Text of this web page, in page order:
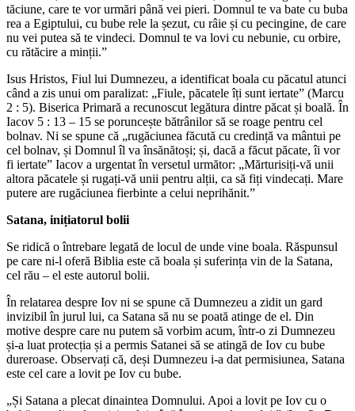
tăciune, care te vor urmări până vei pieri. Domnul te va bate cu buba
rea a Egiptului, cu bube rele la șezut, cu râie și cu pecingine, de care
nu vei putea să te vindeci. Domnul te va lovi cu nebunie, cu orbire,
cu rătăcire a minții.”
Isus Hristos, Fiul lui Dumnezeu, a identificat boala cu păcatul atunci
când a zis unui om paralizat: „Fiule, păcatele îți sunt iertate” (Marcu
2 : 5). Biserica Primară a recunoscut legătura dintre păcat și boală. În
Iacov 5 : 13 – 15 se poruncește bătrânilor să se roage pentru cel
bolnav. Ni se spune că „rugăciunea făcută cu credință va mântui pe
cel bolnav, și Domnul îl va însănătoși; și, dacă a făcut păcate, îi vor
fi iertate” Iacov a urgentat în versetul următor: „Mărturisiți-vă unii
altora păcatele și rugați-vă unii pentru alții, ca să fiți vindecați. Mare
putere are rugăciunea fierbinte a celui neprihănit.”
Satana, inițiatorul bolii
Se ridică o întrebare legată de locul de unde vine boala. Răspunsul
pe care ni-l oferă Biblia este că boala și suferința vin de la Satana,
cel rău – el este autorul bolii.
În relatarea despre Iov ni se spune că Dumnezeu a zidit un gard
invizibil în jurul lui, ca Satana să nu se poată atinge de el. Din
motive despre care nu putem să vorbim acum, într-o zi Dumnezeu
și-a luat protecția și a permis Satanei să se atingă de Iov cu bube
dureroase. Observați că, deși Dumnezeu i-a dat permisiunea, Satana
este cel care a lovit pe Iov cu bube.
„Și Satana a plecat dinaintea Domnului. Apoi a lovit pe Iov cu o